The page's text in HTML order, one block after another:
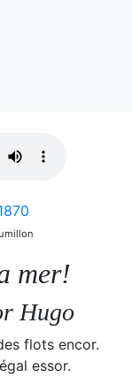
mer!
Hugo
flots encor.
essor.